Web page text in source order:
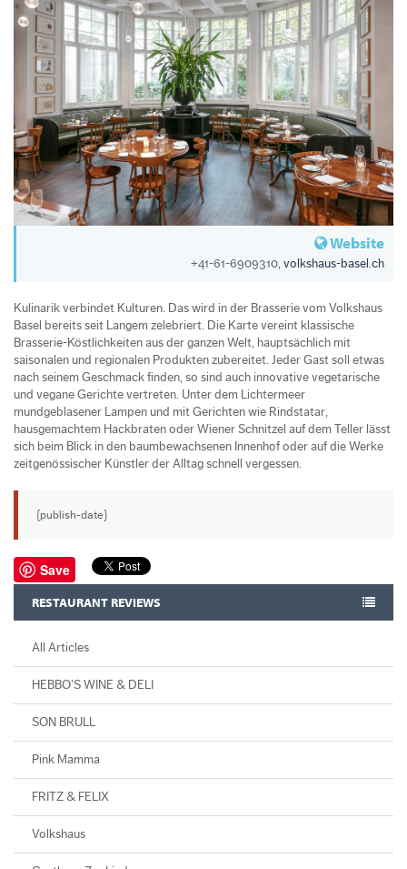
Website
+41-61-6909310, volkshaus-basel.ch
Kulinarik verbindet Kulturen. Das wird in der Brasserie vom Volkshaus
Basel bereits seit Langem zelebriert. Die Karte vereint klassische
Brasserie-Köstlichkeiten aus der ganzen Welt, hauptsächlich mit
saisonalen und regionalen Produkten zubereitet. Jeder Gast soll etwas
nach seinem Geschmack finden, so sind auch innovative vegetarische
und vegane Gerichte vertreten. Unter dem Lichtermeer
mundgeblasener Lampen und mit Gerichten wie Rindstatar,
hausgemachtem Hackbraten oder Wiener Schnitzel auf dem Teller lässt
sich beim Blick in den baumbewachsenen Innenhof oder auf die Werke
zeitgenössischer Künstler der Alltag schnell vergessen.
{publish-date}
Save
RESTAURANT REVIEWS
All Articles
HEBBO’S WINE & DELI
SON BRULL
Pink Mamma
FRITZ & FELIX
Volkshaus